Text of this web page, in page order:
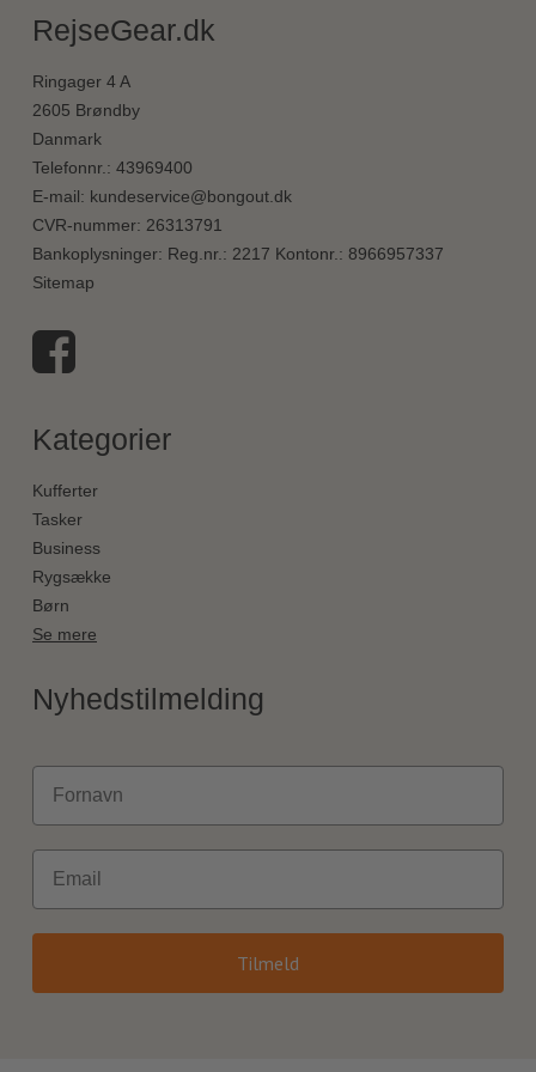
RejseGear.dk
Ringager 4 A
2605 Brøndby
Danmark
Telefonnr. : 43969400
E-mail: kundeservice@bongout.dk
CVR-nummer: 26313791
Bankoplysninger: Reg.nr.: 2217 Kontonr.: 8966957337
Sitemap
Kategorier
Kufferter
Tasker
Business
Rygsække
Børn
Se mere
Nyhedstilmelding
Fornavn
Email
Tilmeld